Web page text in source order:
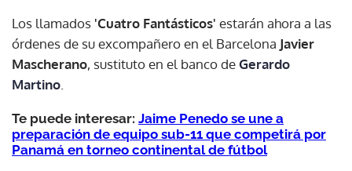
Los llamados 'Cuatro Fantásticos' estarán ahora a las
órdenes de su excompañero en el Barcelona Javier
Mascherano, sustituto en el banco deGerardo
Martino
Te puede interesar: Jaime Penedo se une a
preparación de equipo sub-11 que competirá por
Panamá en torneo continental de fútbol